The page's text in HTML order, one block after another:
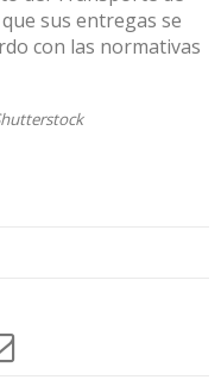
sus entregas se
con las normativas